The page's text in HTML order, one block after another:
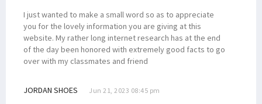
I just wanted to make a small word so as to appreciate
you for the lovely information you are giving at this
website. My rather long internet research has at the end
of the day been honored with extremely good facts to go
over with my classmates and friend
JORDAN SHOES Jun 21, 2023 08:45 pm